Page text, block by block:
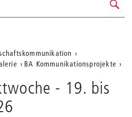
BA Kommunikationsprojekte
- 19. bis